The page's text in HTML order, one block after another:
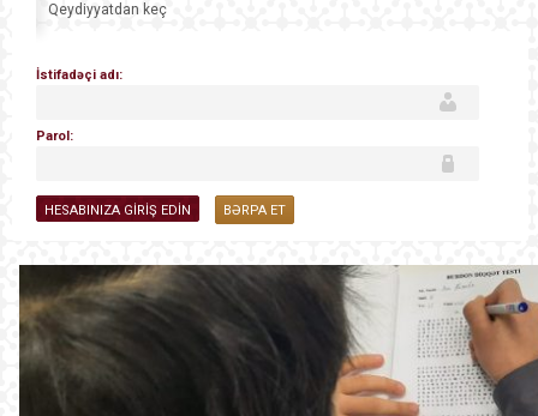
Qeydiyyatdan keç
İstifadəçi adı:
Parol:
BƏRPA ET